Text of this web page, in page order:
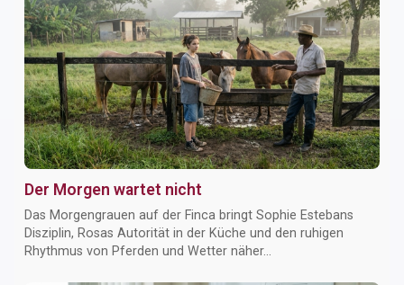
Der Morgen wartet nicht
Das Morgengrauen auf der Finca bringt Sophie Estebans
Disziplin, Rosas Autorität in der Küche und den ruhigen
Rhythmus von Pferden und Wetter näher...